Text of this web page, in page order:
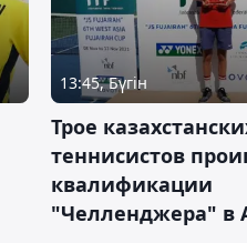
13:45, Бүгін
Трое
теннисистов
квалификации
"Челленджера" в